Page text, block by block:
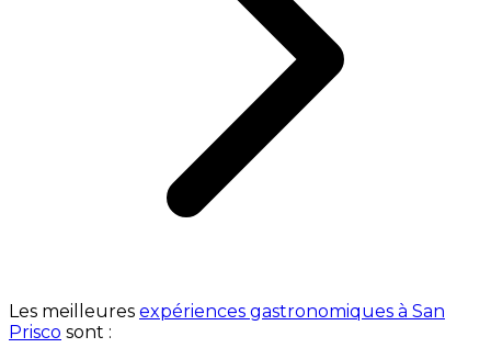
Les meilleures expériences gastronomiques à San
Prisco sont :